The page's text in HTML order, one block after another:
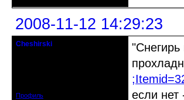
2008-11-12 14:29:23
Cheshirski
Профиль
если нет